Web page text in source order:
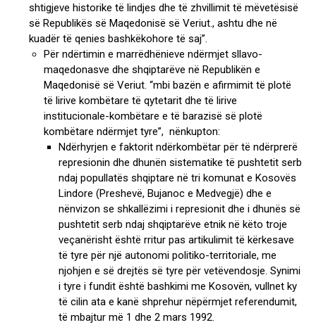
shtigjeve historike të lindjes dhe të zhvillimit të mëvetësisë
së Republikës së Maqedonisë së Veriut., ashtu dhe në
kuadër të qenies bashkëkohore të saj”.
Për ndërtimin e marrëdhënieve ndërmjet sllavo-
maqedonasve dhe shqiptarëve në Republikën e
Maqedonisë së Veriut. “mbi bazën e afirmimit të plotë
të lirive kombëtare të qytetarit dhe të lirive
institucionale-kombëtare e të barazisë së plotë
kombëtare ndërmjet tyre”, nënkupton:
Ndërhyrjen e faktorit ndërkombëtar për të ndërprerë
represionin dhe dhunën sistematike të pushtetit serb
ndaj popullatës shqiptare në tri komunat e Kosovës
Lindore (Preshevë, Bujanoc e Medvegjë) dhe e
nënvizon se shkallëzimi i represionit dhe i dhunës së
pushtetit serb ndaj shqiptarëve etnik në këto troje
veçanërisht është rritur pas artikulimit të kërkesave
të tyre për një autonomi politiko-territoriale, me
njohjen e së drejtës së tyre për vetëvendosje. Synimi
i tyre i fundit është bashkimi me Kosovën, vullnet ky
të cilin ata e kanë shprehur nëpërmjet referendumit,
të mbajtur më 1 dhe 2 mars 1992.